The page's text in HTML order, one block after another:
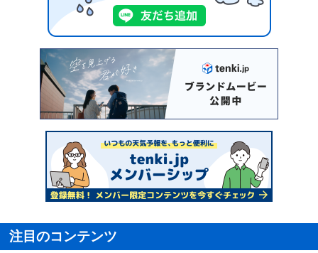
注目のコンテンツ